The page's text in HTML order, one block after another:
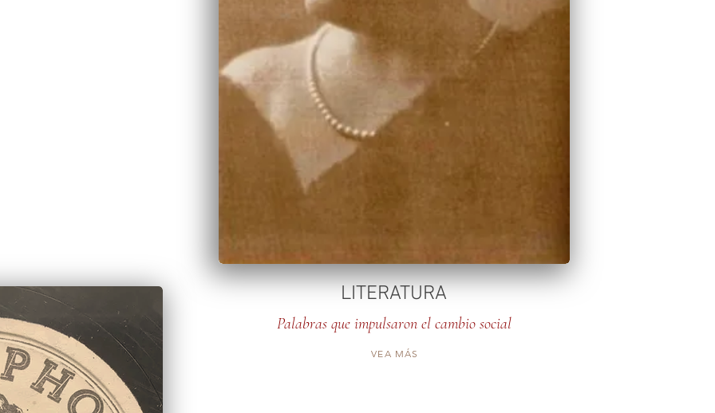
LITERATURA
Palabras que impulsaron el cambio social
VEA MÁS